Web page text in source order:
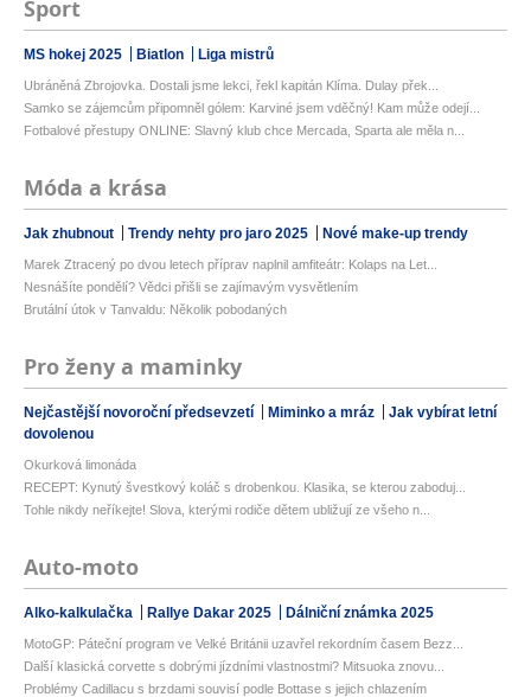
Sport
MS hokej 2025 Biatlon Liga mistrů
Ubráněná Zbrojovka. Dostali jsme lekci, řekl kapitán Klíma. Dulay přek...
Samko se zájemcům připomněl gólem: Karviné jsem vděčný! Kam může odejí...
Fotbalové přestupy ONLINE: Slavný klub chce Mercada, Sparta ale měla n...
Móda a krása
Jak zhubnout Trendy nehty pro jaro 2025 Nové make-up trendy
Marek Ztracený po dvou letech příprav naplnil amfiteátr: Kolaps na Let...
Nesnášíte pondělí? Vědci přišli se zajímavým vysvětlením
Brutální útok v Tanvaldu: Několik pobodaných
Pro ženy a maminky
Nejčastější novoroční předsevzetí Miminko a mráz
Jak vybírat letní
dovolenou
Okurková limonáda
RECEPT: Kynutý švestkový koláč s drobenkou. Klasika, se kterou zaboduj...
Tohle nikdy neříkejte! Slova, kterými rodiče dětem ubližují ze všeho n...
Auto-moto
Alko-kalkulačka Rallye Dakar 2025 Dálniční známka 2025
MotoGP: Páteční program ve Velké Británii uzavřel rekordním časem Bezz...
Další klasická corvette s dobrými jízdními vlastnostmi? Mitsuoka znovu...
Problémy Cadillacu s brzdami souvisí podle Bottase s jejich chlazením